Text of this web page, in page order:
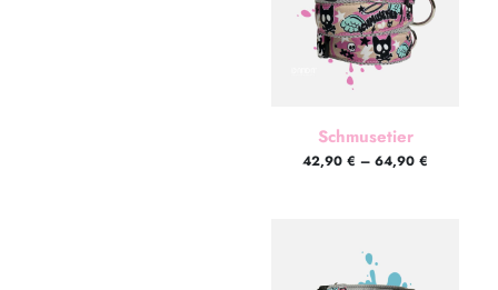
Schmusetier
42,90 € – 64,90 €